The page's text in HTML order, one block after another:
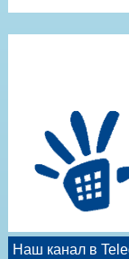
Наш канал в